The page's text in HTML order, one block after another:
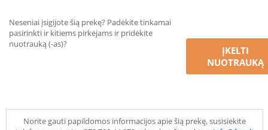
Neseniai įsigijote šią prekę? Padėkite tinkamai
pasirinkti ir kitiems pirkėjams ir pridėkite
nuotrauką (-as)?
ĮKELTI
NUOTRAUKĄ
Norite gauti papildomos informacijos apie šią prekę, susisiekite